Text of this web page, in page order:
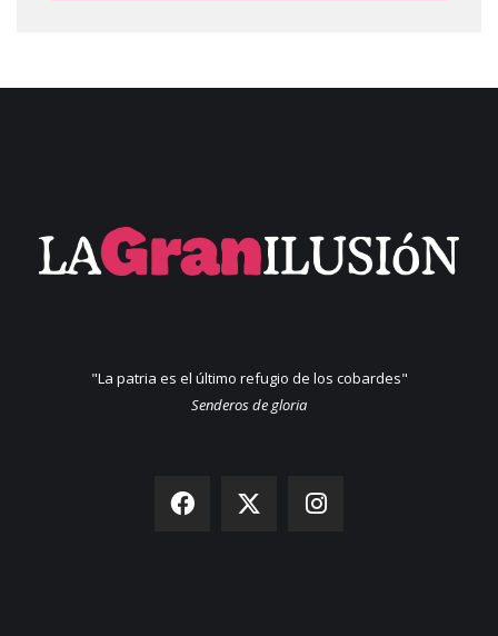
"La patria es el último refugio de los cobardes"
Senderos de gloria